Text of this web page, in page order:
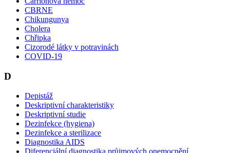
CBRNE
Chikungunya
Cholera
Chřipka
Cizorodé látky v potravinách
COVID-19
D
Depistáž
Deskriptivní charakteristiky
Deskriptivní studie
Dezinfekce (hygiena)
Dezinfekce a sterilizace
Diagnostika AIDS